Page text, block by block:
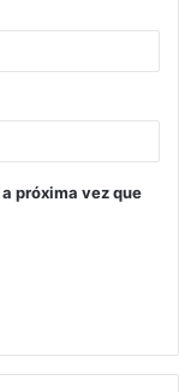
próxima vez que